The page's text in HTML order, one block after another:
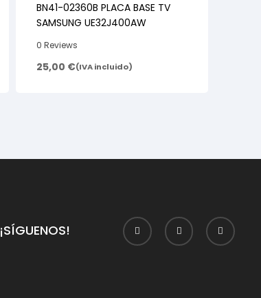
BN41-02360B PLACA BASE TV
SAMSUNG UE32J400AW
0 Reviews
25,00 €(IVA incluido)
¡SÍGUENOS!